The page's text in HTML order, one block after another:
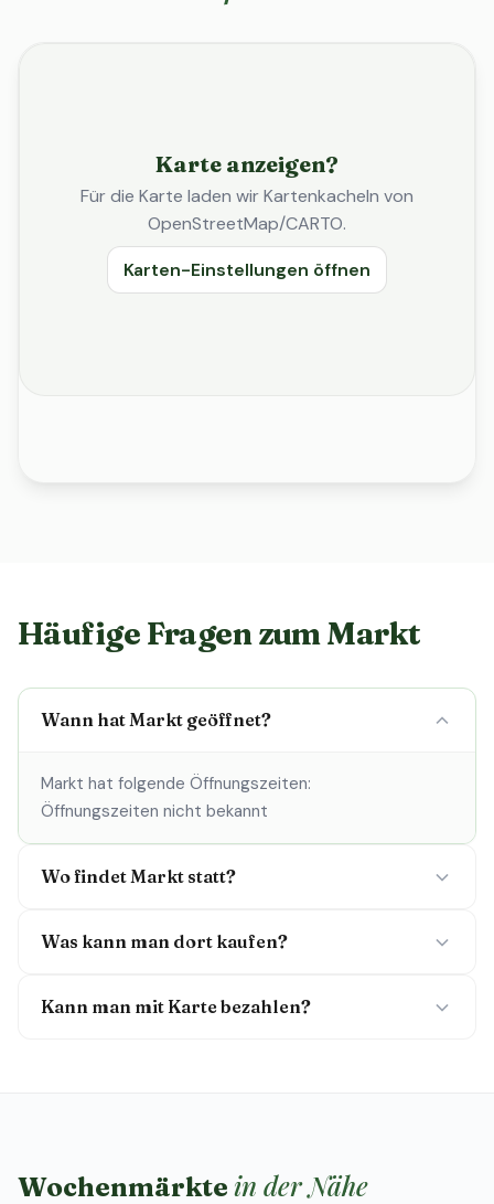
Karte anzeigen?
Für die Karte laden wir Kartenkacheln von
OpenStreetMap/CARTO.
Karten-Einstellungen öffnen
Häufige Fragen zum Markt
Wann hat Markt geöffnet?
Markt hat folgende Öffnungszeiten:
Öffnungszeiten nicht bekannt
Wo findet Markt statt?
Was kann man dort kaufen?
Kann man mit Karte bezahlen?
Wochenmärkte in der Nähe